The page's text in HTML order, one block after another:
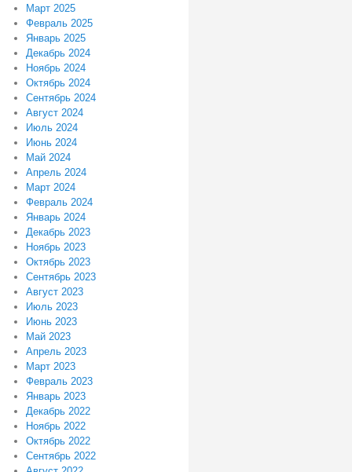
Март 2025
Февраль 2025
Январь 2025
Декабрь 2024
Ноябрь 2024
Октябрь 2024
Сентябрь 2024
Август 2024
Июль 2024
Июнь 2024
Май 2024
Апрель 2024
Март 2024
Февраль 2024
Январь 2024
Декабрь 2023
Ноябрь 2023
Октябрь 2023
Сентябрь 2023
Август 2023
Июль 2023
Июнь 2023
Май 2023
Апрель 2023
Март 2023
Февраль 2023
Январь 2023
Декабрь 2022
Ноябрь 2022
Октябрь 2022
Сентябрь 2022